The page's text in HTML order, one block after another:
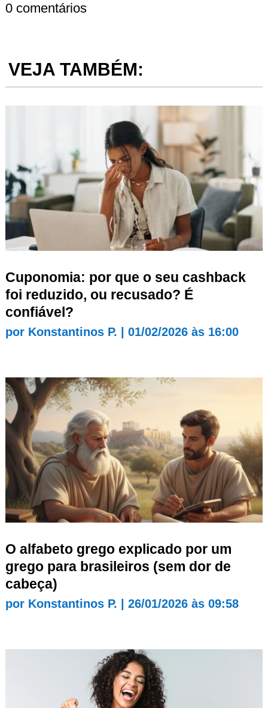
0 comentários
VEJA TAMBÉM:
Cuponomia: por que o seu cashback
foi reduzido, ou recusado? É
confiável?
por Konstantinos P. 01/02/2026 às 16:00
O alfabeto grego explicado por um
grego para brasileiros (sem dor de
cabeça)
por Konstantinos P. 26/01/2026 às 09:58